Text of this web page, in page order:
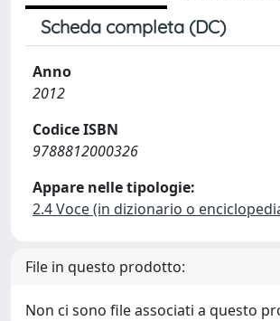
Scheda completa (DC)
Anno
2012
Codice ISBN
9788812000326
Appare nelle tipologie:
2.4 Voce (in dizionario o
File in questo prodotto:
Non ci sono file associati a questo